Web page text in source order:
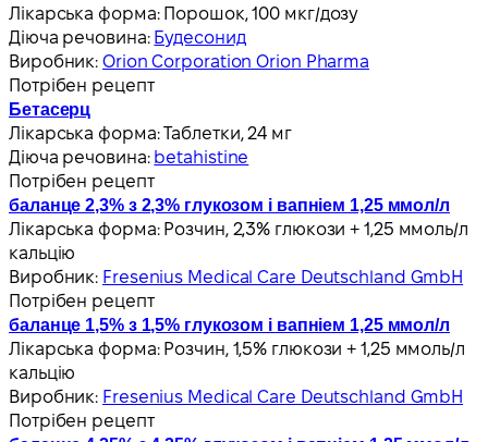
Лікарська форма: Порошок, 100 мкг/дозу
Діюча речовина: Будесонид
Виробник:Orion Corporation Orion Pharma
Потрібен рецепт
Бетасерц
Лікарська форма:Таблетки, 24 мг
Діюча речовина: betahistine
Потрібен рецепт
баланце 2,3% з 2,3% глукозом і вапніем 1,25 ммол/л
Лікарська форма: Розчин, 2,3% глюкози + 1,25 ммоль/л
кальцію
Виробник: Fresenius Medical Care Deutschland GmbH
Потрібен рецепт
баланце 1,5% з 1,5% глукозом і вапніем 1,25 ммол/л
Лікарська форма: Розчин, 1,5% глюкози + 1,25 ммоль/л
кальцію
Виробник: Fresenius Medical Care Deutschland GmbH
Потрібен рецепт